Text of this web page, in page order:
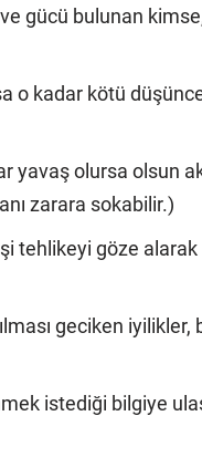
gücü bulunan
o kadar kötü
yavaş olursa olsun
zarara sokabilir.)
tehlikeyi göze
geciken iyilikler,
istediği bilgiye